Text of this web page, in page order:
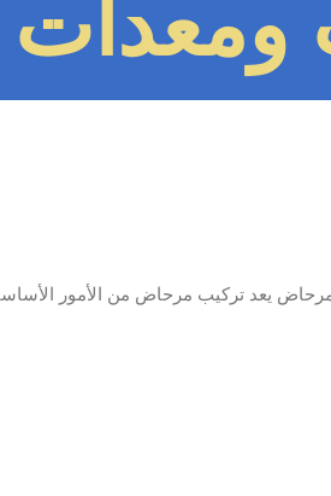
يعد تركيب مرحاض من الأمور